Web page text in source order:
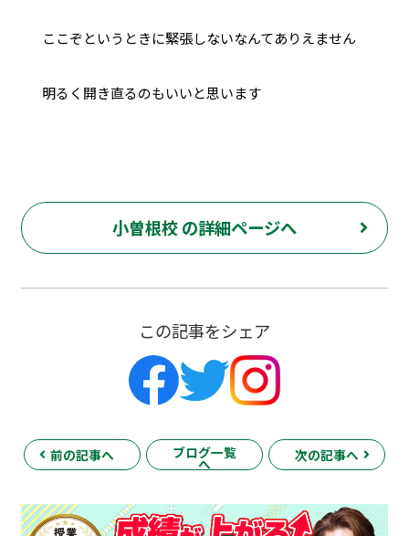
ここぞというときに緊張しないなんてありえません
明るく開き直るのもいいと思います
小曽根校 の詳細ページへ
この記事をシェア
前の記事へ ブログ一覧
へ
次の記事へ